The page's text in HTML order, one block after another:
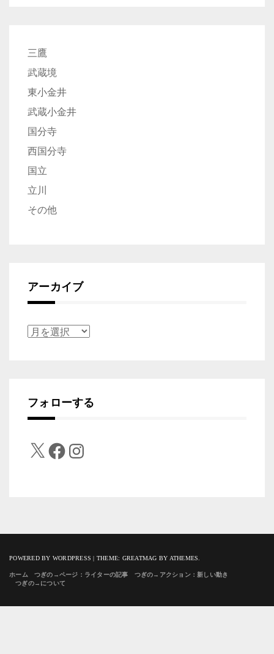
三鷹
武蔵境
東小金井
武蔵小金井
国分寺
西国分寺
国立
立川
その他
アーカイブ
ア
ブ
フォローする
X FacebookInstagram
POWERED BY WORDPRESS | THEME: GREATMAG BY ATHEMES.
ホーム つぎの→ページ：ライターの記事
つぎの→アクション：新しい動き
つぎの→について